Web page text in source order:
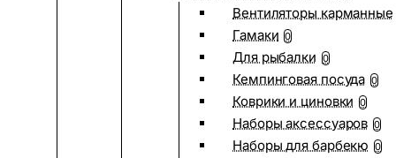
Вентиляторы карманные
Гамаки 0
Для рыбалки 0
Кемпинговая посуда 0
Коврики и циновки 0
Наборы аксессуаров 0
Наборы для барбекю 0